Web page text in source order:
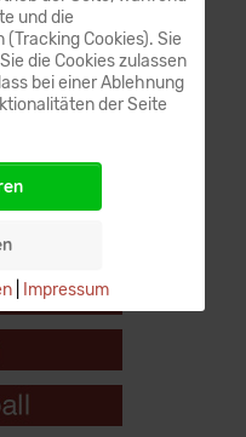
und die
Cookies). Sie
die Cookies zulassen
bei einer Ablehnung
der Seite
| Impressum